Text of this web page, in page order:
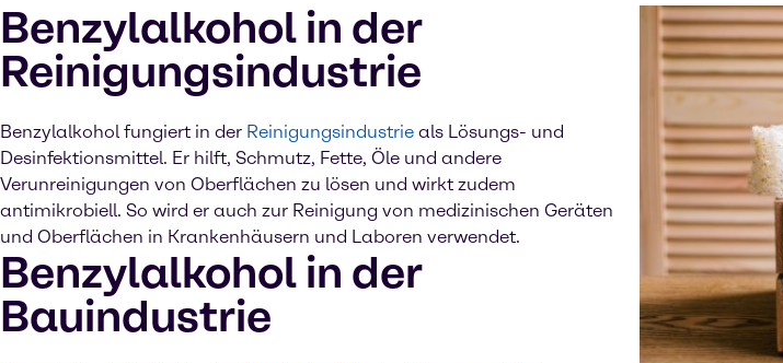
Benzylalkohol in der
Reinigungsindustrie
Benzylalkohol fungiert in der Reinigungsindustrie als Lösungs- und
Desinfektionsmittel. Er hilft, Schmutz, Fette, Öle und andere
Verunreinigungen von Oberflächen zu lösen und wirkt zudem
antimikrobiell. So wird er auch zur Reinigung von medizinischen Geräten
und Oberflächen in Krankenhäusern und Laboren verwendet.
Benzylalkohol in der
Bauindustrie